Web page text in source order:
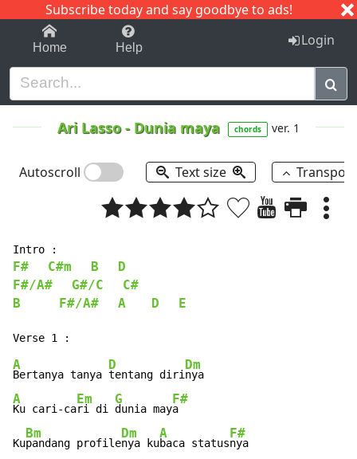
Subscribe today and say goodbye to ads!
1-9 C I J
Home Help Login
Ari Lasso- Dunia maya chords ver. 1
Autoscroll Text size
F# C#m B
D
F#/A#
G#/C
C#
B
F#/A# A D E
A
Bertanya tanya
D
tentang diri
Dm
A
Ku cari-ca
Em
ri di
G
dunia may
F#
a
Ku
Bm
pandang profile
Dm
nya ku
A
baca status
F#
nya